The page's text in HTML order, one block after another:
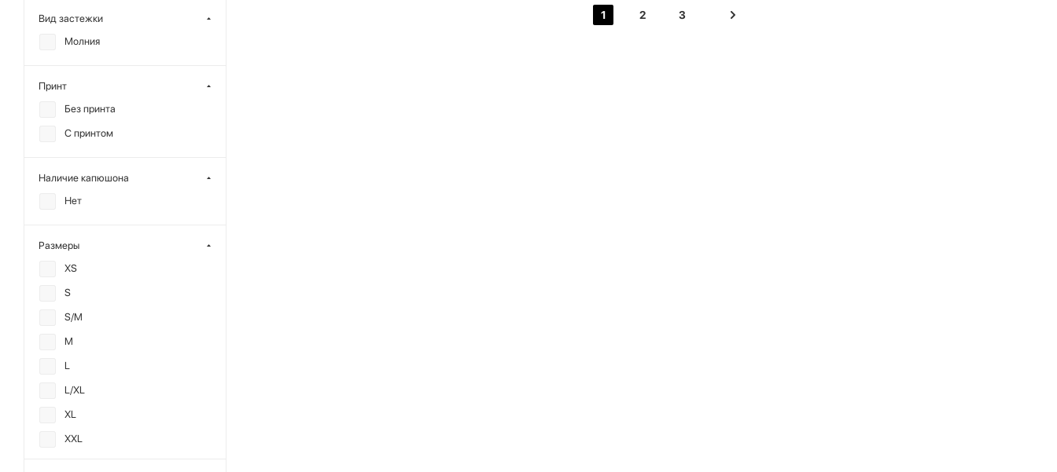
1 2 3
Вид застежки
Молния
Принт
Без принта
С принтом
Наличие капюшона
Нет
Размеры
XS
S
S/M
M
L
L/XL
XL
XXL